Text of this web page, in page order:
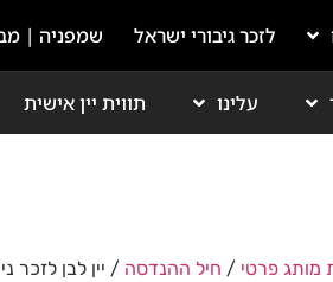
לזכר גיבורי ישראל שמפניה |
עלינו תווית יין אישית
מותג פרטי / חיל ההנדסה / יין לבן לזכר